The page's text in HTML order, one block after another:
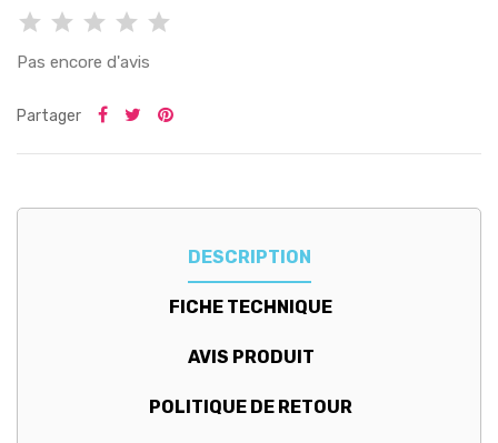
Pas encore d'avis
Partager
DESCRIPTION
FICHE TECHNIQUE
AVIS PRODUIT
POLITIQUE DE RETOUR